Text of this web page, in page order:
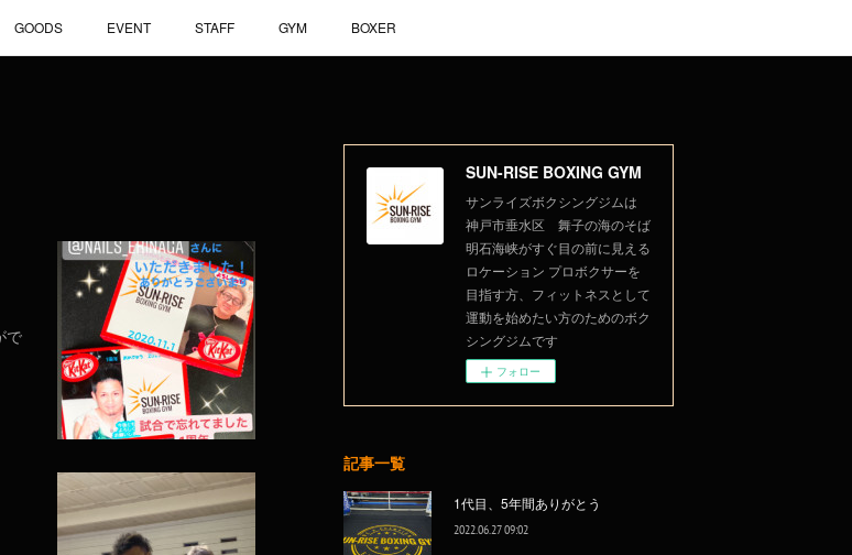
GOODS EVENT STAFF GYM BOXER
で
SUN-RISE BOXING GYM
サンライズボクシングジムは
神戸市垂水区 舞子の海のそば
明石海峡がすぐ目の前に見える
ロケーション プロボクサーを
目指す方、フィットネスとして
運動を始めたい方のためのボク
シングジムです
フォロー
記事一覧
1代目、5年間ありがとう
2022.06.27 09:02